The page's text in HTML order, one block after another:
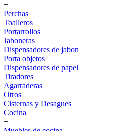
+
Perchas
Toalleros
Portarrollos
Jaboneras
Dispensadores de jabon
Porta objetos
Dispensadores de papel
Tiradores
Agarraderas
Otros
Cisternas y Desagues
Cocina
+